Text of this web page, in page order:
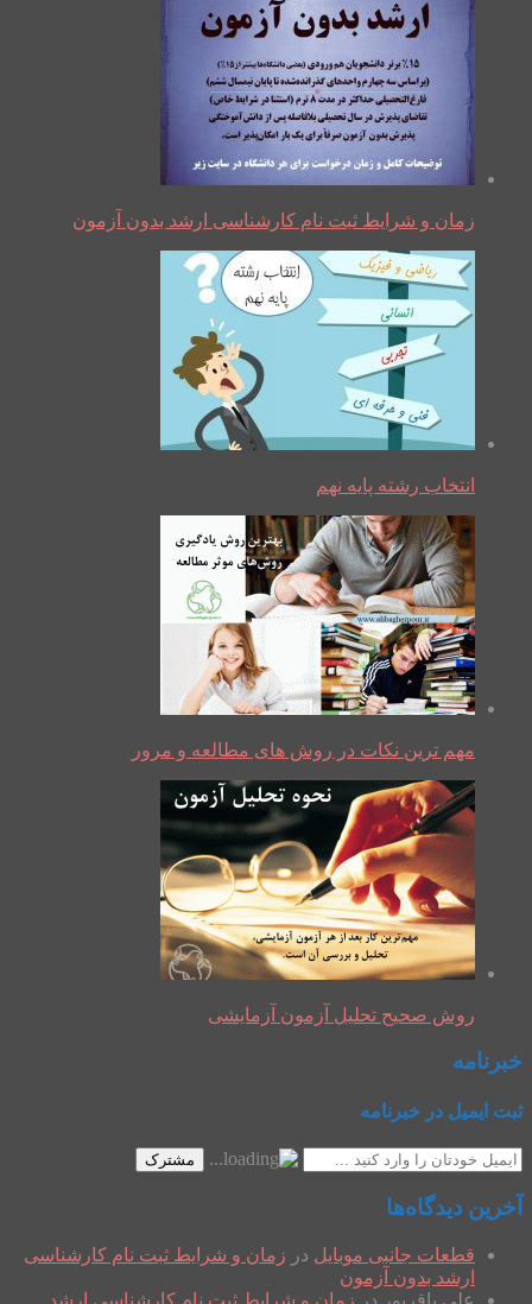
زمان و شرایط ثبت نام کارشناسی ارشد بدون آزمون
انتخاب رشته پایه نهم
مهم ترین نکات در روش های مطالعه و مرور
روش صحیح تحلیل آزمون آزمایشی
خبرنامه
ثبت ایمیل در خبرنامه
مشترک
آخرین دیدگاه‌ها
قطعات جانبی موبایل در زمان و شرایط ثبت نام کارشناسی
ارشد بدون آزمون
علی باقرپور در زمان و شرایط ثبت نام کارشناسی ارشد